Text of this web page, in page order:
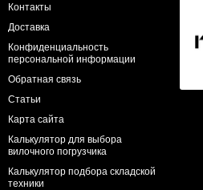
Контакты
Доставка
Конфиденциальность
персональной информации
Обратная связь
Статьи
Карта сайта
Калькулятор для выбора
вилочного погрузчика
Калькулятор подбора складской
техники